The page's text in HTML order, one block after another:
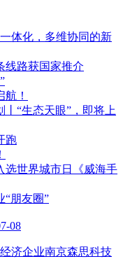
体化，多维协同的新
线路获国家推介
！
“生态天眼”，即将上
跑
选世界城市日《威海手
“朋友圈”
08
济企业南京森思科技